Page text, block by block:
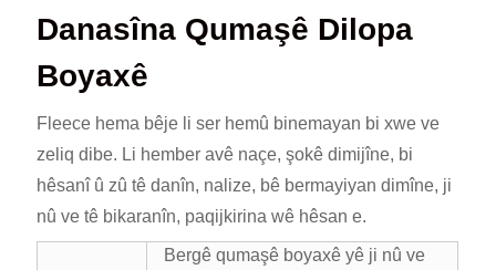
Danasîna Qumaşê Dilopa
Boyaxê
Fleece hema bêje li ser hemû binemayan bi xwe ve
zeliq dibe. Li hember avê naçe, şokê dimijîne, bi
hêsanî û zû tê danîn, nalize, bê bermayiyan dimîne, ji
nû ve tê bikaranîn, paqijkirina wê hêsan e.
Bergê qumaşê boyaxê yê ji nû ve